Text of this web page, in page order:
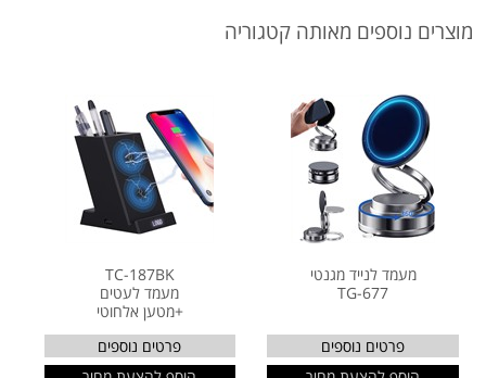
מוצרים נוספים מאותה קטגוריה
מעמד לנייד מגנטי
TG-677
פרטים נוספים
TC-187BK
מעמד לעטים
+מטען אלחוטי
פרטים נוספים